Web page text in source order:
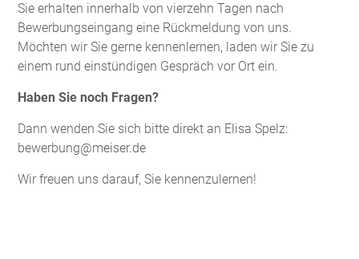
Sie erhalten innerhalb von vierzehn Tagen nach
Bewerbungseingang eine Rückmeldung von uns.
Möchten wir Sie gerne kennenlernen, laden wir Sie zu
einem rund einstündigen Gespräch vor Ort ein.
Haben Sie noch Fragen?
Dann wenden Sie sich bitte direkt an Elisa Spelz:
bewerbung@meiser.de
Wir freuen uns darauf, Sie kennenzulernen!